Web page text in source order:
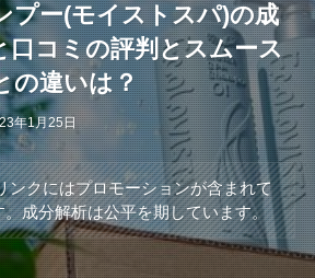
プー(モイストスパ)の成
口コミの評判とスムース
の違いは？
年1月25日
ンクにはプロモーションが含まれて
成分解析は公平を期しています。